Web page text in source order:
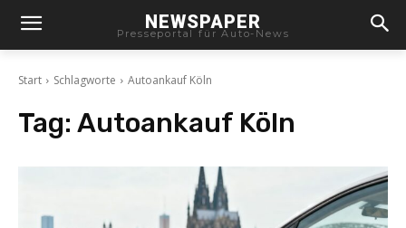
NEWSPAPER
Presseportal für Auto-News
Start Schlagworte Autoankauf Köln
Tag: Autoankauf Köln